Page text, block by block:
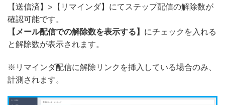
【送信済】>【リマインダ】にてステップ配信の解除数が
確認可能です。
【メール配信での解除数を表示する】 にチェックを入れる
と解除数が表示されます。
※リマインダ配信に解除リンクを挿入している場合のみ、
計測されます。